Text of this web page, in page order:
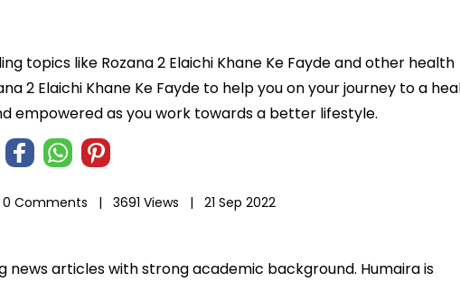
topics like Rozana 2 Elaichi Khane Ke Fayde and other health
2 Elaichi Khane Ke Fayde to help you on your journey to a
empowered as you work towards a better lifestyle.
0 Comments | 3691 Views | 21 Sep 2022
articles with strong academic background. Humaira is